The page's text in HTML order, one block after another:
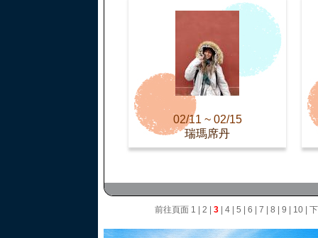
02/11 ~ 02/15
瑞瑪席丹
前往頁面 1 2 3| 4| 5 6 7 8 9 10|